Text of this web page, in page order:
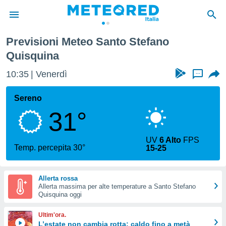
di
per
di
le
Previsioni Meteo Santo Stefano
Quisquina
10:35 Venerdì ...
Sereno
31°
Temp. percepita 30°
UV6 Alto FPS
15-25
Allerta rossa
Allerta massima per alte temperature a Santo Stefano
Quisquina oggi
Ultim'ora.
L’estate non cambia rotta: caldo fino a metà